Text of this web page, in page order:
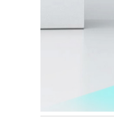
Contrôle de